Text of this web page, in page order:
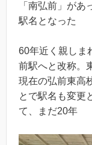
「南弘前」が
駅名となった
60年近く親しま
前駅へと改称。
現在の弘前東高
とで駅名も変更
て、まだ20年